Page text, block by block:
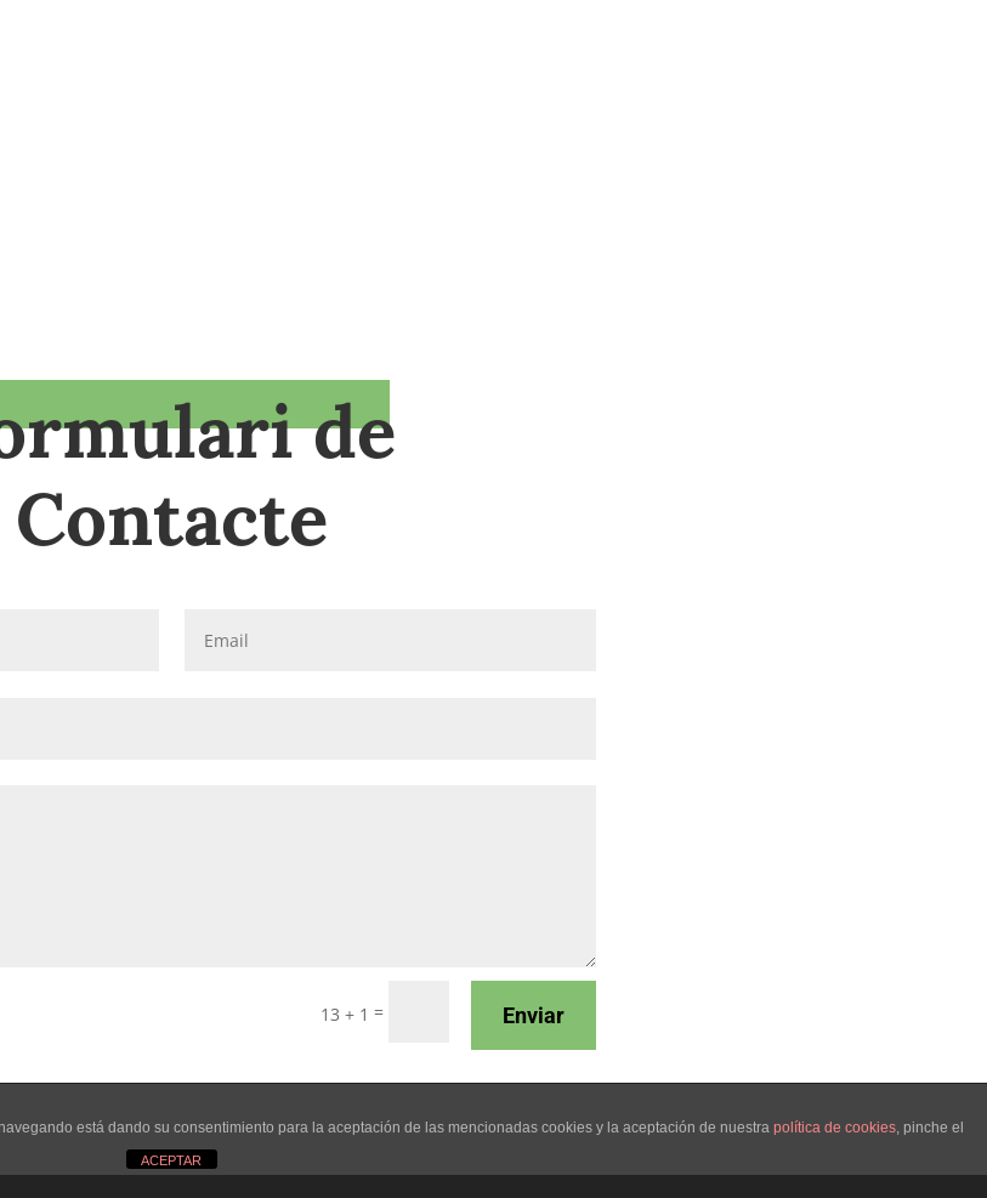
de
Contacte
13 + 1 = Enviar
está dando su consentimiento para la aceptación de las mencionadas cookies y la aceptación de nuestra política de cookies, pinche el
ACEPTAR